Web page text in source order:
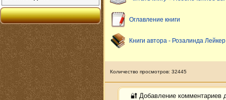
Оглавление книги
Книги автора - Розалинда Лейкер
Количество просмотров: 32445
🔐 Добавление комментариев